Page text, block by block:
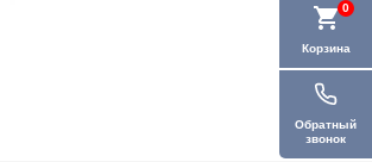
Корзина
0
Обратный
звонок